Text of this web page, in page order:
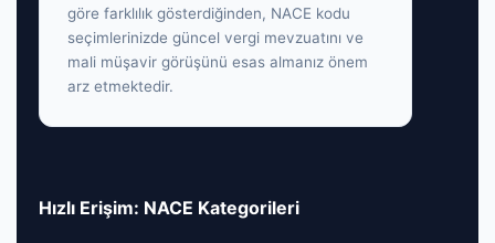
göre farklılık gösterdiğinden, NACE kodu
seçimlerinizde güncel vergi mevzuatını ve
mali müşavir görüşünü esas almanız önem
arz etmektedir.
Hızlı Erişim: NACE Kategorileri